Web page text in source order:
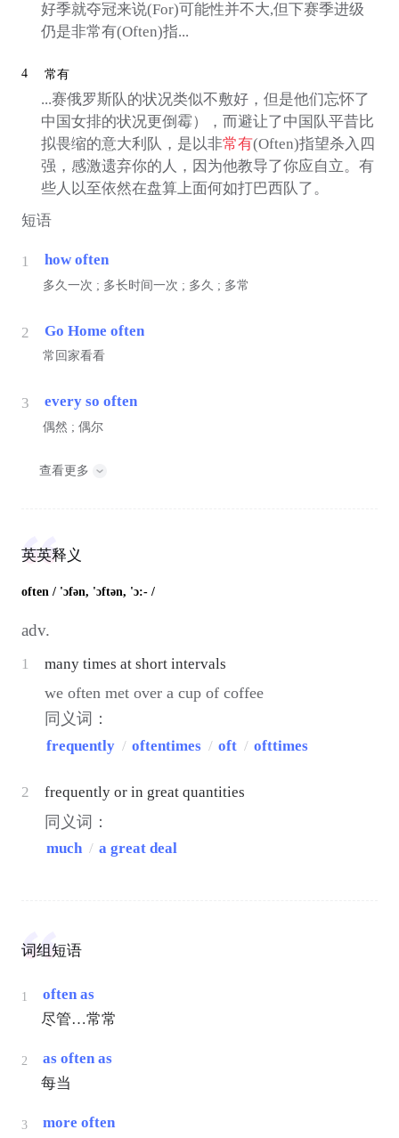
好季就夺冠来说(For)可能性并不大,但下赛季进级
仍是非常有(Often)指...
4 常有
...赛俄罗斯队的状况类似不敷好，但是他们忘怀了
中国女排的状况更倒霉），而避让了中国队平昔比
拟畏缩的意大利队，是以非常有(Often)指望杀入四
强，感激遗弃你的人，因为他教导了你应自立。有
些人以至依然在盘算上面何如打巴西队了。
短语
1 how often
多久一次 ; 多长时间一次 ; 多久 ; 多常
2 Go Home often
常回家看看
3 every so often
偶然 ; 偶尔
查看更多
英英释义
often / 'ɔfən, 'ɔftən, 'ɔ:- /
adv.
1 many times at short intervals
we often met over a cup of coffee
同义词：
frequently / oftentimes / oft / ofttimes
2 frequently or in great quantities
同义词：
much / a great deal
词组短语
1
often as
尽管…常常
2
as often as
每当
3 more often